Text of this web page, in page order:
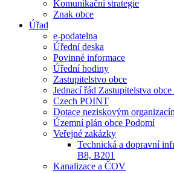
Komunikační strategie
Znak obce
Úřad
e-podatelna
Úřední deska
Povinné informace
Úřední hodiny
Zastupitelstvo obce
Jednací řád Zastupitelstva
Czech POINT
Dotace neziskovým
Územní plán obce Podomí
Veřejné zakázky
Technická a dopravní
B8, B201
Kanalizace a ČOV